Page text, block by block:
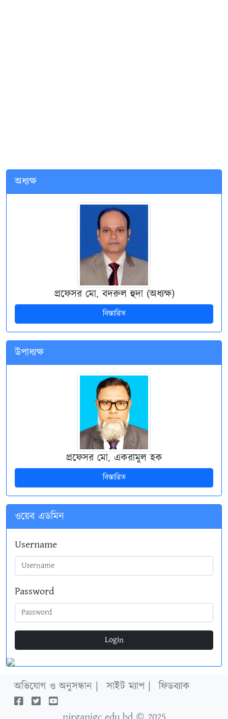
অধ্যক্ষ
প্রফেসর মো. বদরুল হুদা (অধ্যক্ষ)
বিস্তারিত
উপাধ্যক্ষ
প্রফেসর মো. একরামুল হক
বিস্তারিত
ওয়েব এডমিন
Username
Password
Login
অভিযোগ ও অনুসন্ধান | সাইট ম্যাপ | ফিডব্যাক